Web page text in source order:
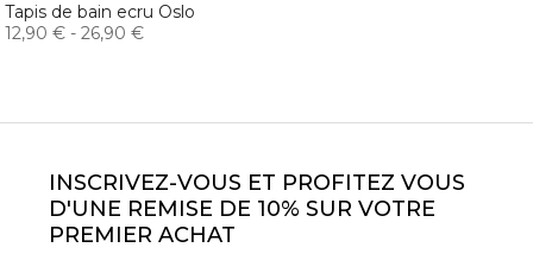
Tapis de bain ecru Oslo
12,90 € - 26,90 €
INSCRIVEZ-VOUS ET PROFITEZ VOUS
D'UNE REMISE DE 10% SUR VOTRE
PREMIER ACHAT